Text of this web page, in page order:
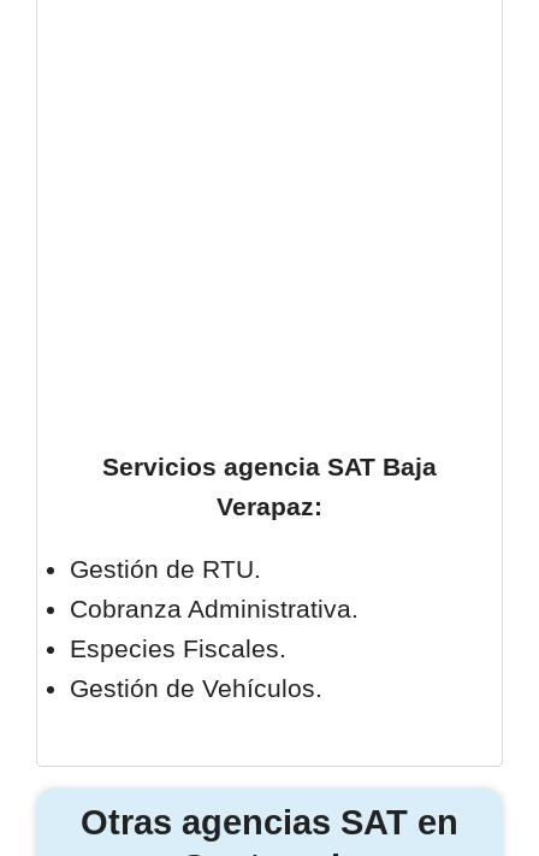
Servicios agencia SAT Baja
Verapaz:
Gestión de RTU.
Cobranza Administrativa.
Especies Fiscales.
Gestión de Vehículos.
Otras agencias SAT en